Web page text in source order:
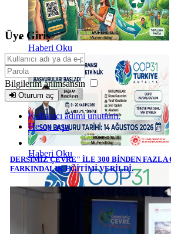
Haberi Oku
Haberi Oku
Üye Giriş
Bilgilerim anımsansın
Oturum aç
Kullanıcı adımı unuttum.
Hesap açın
DERSİMİZ ÇEVRE" İLE 300 BİNDEN FAZLA
FARKINDALIK EĞİTİMİ VERİLDİ.